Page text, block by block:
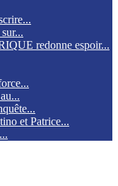
redonne espoir...
et Patrice...